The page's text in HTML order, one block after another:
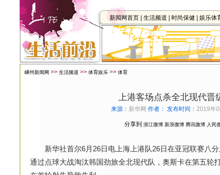
新闻网首页 生活频道 时尚保健 娱乐体
嵊州新闻网 >> 生活频道 >> 体育娱乐 >> 体育
上港客场点杀全北现代晋
来源： 新华网 作者： 发布时间： 2019年
分享到 浙江微博 新浪微博 腾讯微博 人民
新华社首尔6月26日电上海上港队26日在亚冠联赛八分
通过点球大战淘汰韩国劲旅全北现代队，奥斯卡在第五轮